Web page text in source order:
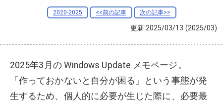
2020-2025 <<前の記事 次の記事>>
更新:2025/03/13 (2025/03)
2025年3月の Windows Update メモページ。
「作っておかないと自分が困る」という事態が発
生するため、個人的に必要が生じた際に、必要最